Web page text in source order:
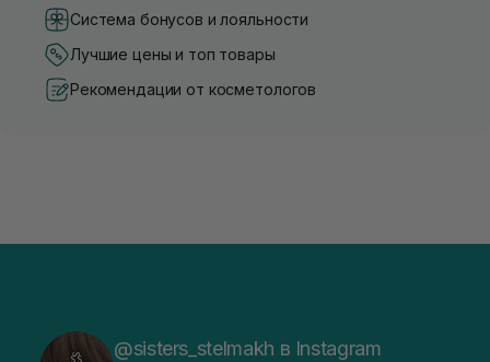
Система бонусов и лояльности
Лучшие цены и топ товары
Рекомендации от косметологов
@sisters_stelmakh в Instagram